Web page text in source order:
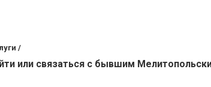
/
или связаться с бывшим